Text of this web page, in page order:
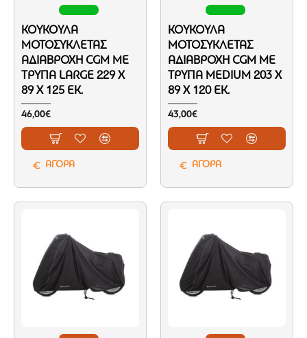
ΚΟΥΚΟΎΛΑ
ΜΟΤΟΣΥΚΛΈΤΑΣ
ΑΔΙΆΒΡΟΧΗ CGM ΜΕ
ΤΡΎΠΑ LARGE 229 X
89 X 125 ΕΚ.
46,00€
ΑΓΟΡΑ
ΚΟΥΚΟΎΛΑ
ΜΟΤΟΣΥΚΛΈΤΑΣ
ΑΔΙΆΒΡΟΧΗ CGM ΜΕ
ΤΡΎΠΑ MEDIUM 203 X
89 X 120 ΕΚ.
43,00€
ΑΓΟΡΑ